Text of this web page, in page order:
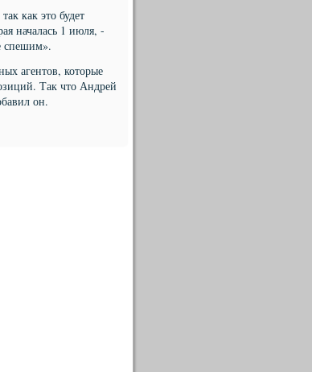
как это будет
началась 1 июля, -
спешим».
агентов, которые
Так что Андрей
он.